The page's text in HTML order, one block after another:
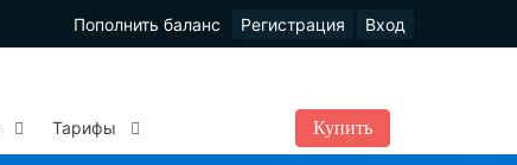
Пополнить баланс Регистрация Вход
Тарифы Купить